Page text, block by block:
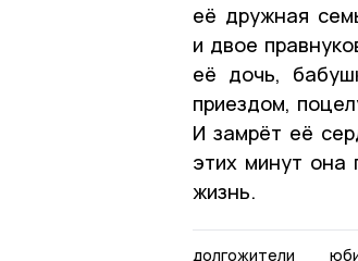
её дружная
и двое
её дочь,
приездом,
И замрёт её
этих минут она
жизнь.
долгожители